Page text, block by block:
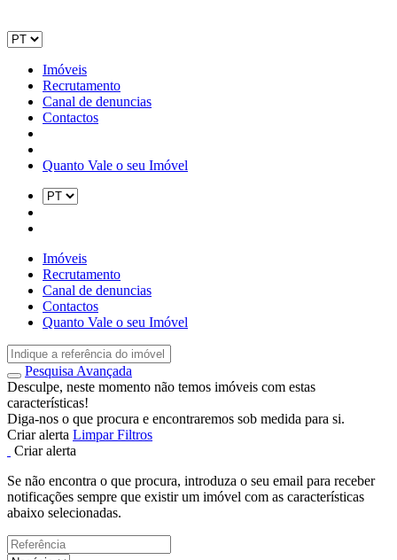
Imóveis
Recrutamento
Canal de denuncias
Contactos
Quanto Vale o seu Imóvel
Imóveis
Recrutamento
Canal de denuncias
Contactos
Quanto Vale o seu Imóvel
Pesquisa Avançada
Desculpe, neste momento não temos imóveis com estas
características!
Diga-nos o que procura e encontraremos sob medida para si.
Criar alerta Limpar Filtros
Criar alerta
Se não encontra o que procura, introduza o seu email para receber
notificações sempre que existir um imóvel com as características
abaixo selecionadas.